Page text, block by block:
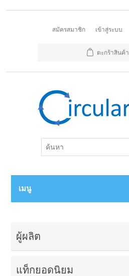
สมัครสมาชิก เข้าสู่ระบบ
ตะกร้าสินค้า
เมนู
ผู้ผลิต
แท็กยอดนิยม